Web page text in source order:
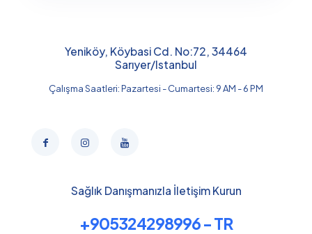
Yeniköy, Köybasi Cd. No:72, 34464
Sarıyer/Istanbul
Çalışma Saatleri: Pazartesi - Cumartesi: 9 AM - 6 PM
Sağlık Danışmanızla İletişim Kurun
+905324298996 - TR